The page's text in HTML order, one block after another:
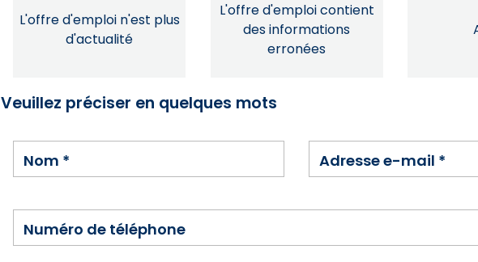
L'offre d'emploi n'est plus
d'actualité
L'offre d'emploi contient
des informations
erronées
Veuillez préciser en quelques mots
Nom * Adresse e-mail *
Numéro de téléphone